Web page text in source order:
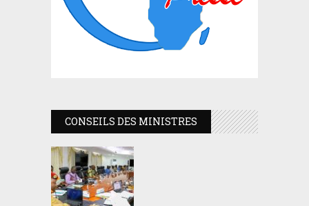
CONSEILS DES MINISTRES